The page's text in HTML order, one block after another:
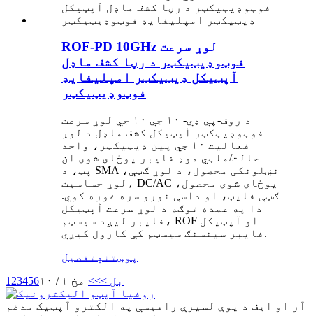
ROF-PD 10GHz لوړ سرعت
فوټوډیټیکټر د رڼا کشف ماډل
آپټیکل ډیټیکټر امپلیفایډ
فوټوډیټیکټر
د روف-پي ډي- ۱۰ جي ۱۰ جي لوړ سرعت
فوټوډيټکټر آپټيکل کشف ماډل د لوړ
فعالیت ۱۰ جي پين ډيټيکټر، واحد
حالت/ملټي موډ فايبر يوځای شوی ان
پټ، د SMA نښلونکی محصول، د لوړ ګټې،
لوړ حساسيت، DC/AC يوځای شوی محصول،
ګټې فلیټ، او داسې نورو سره غوره کوي.
دا په عمده توګه د لوړ سرعت آپټيکل
فايبر لیږد سیسټم، ROF او آپټيکل
فايبر سينسنګ سیسټم کې کارول کیږي.
پوښتنه تفصیل
1 23456 بل >>> مخ ۱ / ۱۰
آر او ایف د یوې لسیزې راهیسې په الکترو آپټیک مدغم